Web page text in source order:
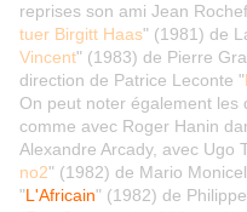
reprises son ami Jean
tuer Birgitt Haas" (1981) de
Vincent" (1983) de Pierre
direction de Patrice Leconte "
On peut noter également les
comme avec Roger Hanin
Alexandre Arcady, avec Ugo
no2" (1982) de Mario
"L'Africain" (1982) de